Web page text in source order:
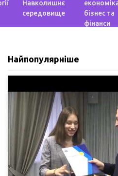
Навколишнє
середовище
бізнес та
фінанси
Найпопулярніше